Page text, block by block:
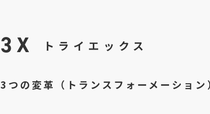
3X トライエックス
3つの変革（トランスフォーメーション